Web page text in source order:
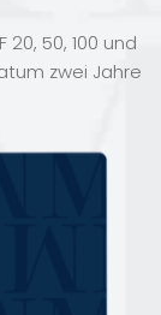
50, 100 und
zwei Jahre